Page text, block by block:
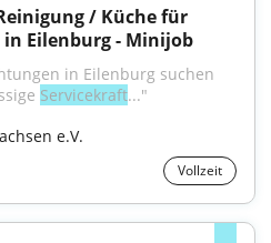
/ Küche für
Eilenburg - Minijob
in Eilenburg suchen
Servicekraft..."
e.V.
Vollzeit